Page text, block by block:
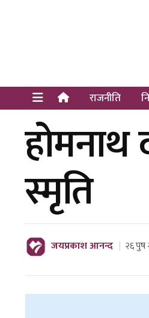
राजनीति
स्मृति
जयप्रकाश आनन्द २६ पुष